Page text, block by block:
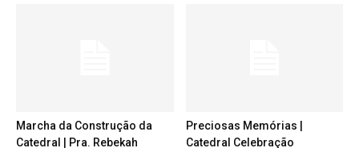
Marcha da Construção da
Catedral | Pra. Rebekah
Preciosas Memórias |
Catedral Celebração